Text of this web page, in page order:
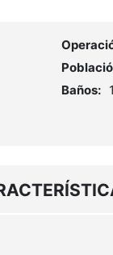
Baños:
1